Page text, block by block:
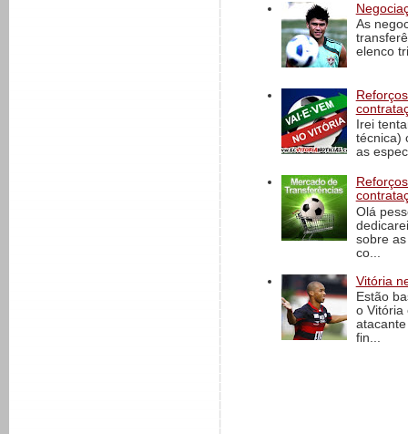
As
elenco
Irei
técnica)
as
Olá
sobre
co...
Vitória
Estão
o Vitória
fin...